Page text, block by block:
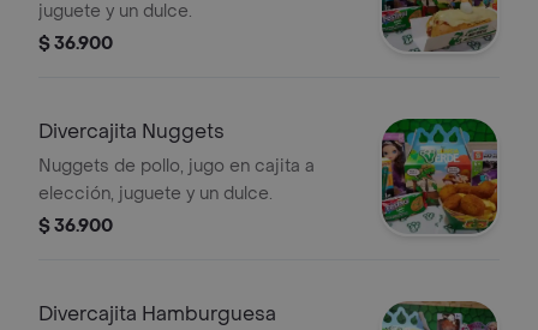
juguete y un dulce.
$ 36.900
Divercajita Nuggets
Nuggets de pollo, jugo en cajita a
elección, juguete y un dulce.
$ 36.900
Divercajita Hamburguesa